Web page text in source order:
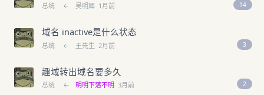
总统 ← 吴明辉 1月前 14
域名 inactive是什么状态
总统 ← 王先生 2月前 3
趣域转出域名要多久
总统 ← 明明下落不明 3月前 2